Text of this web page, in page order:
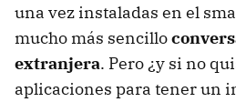
una vez instaladas en el
mucho más sencillo
extranjera. Pero ¿y si no
aplicaciones para tener un